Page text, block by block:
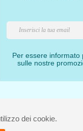
dei cookie.
Per essere informato
sulle nostre